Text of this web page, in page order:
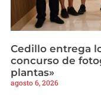
Cedillo entrega
concurso de
plantas»
agosto 6, 2026